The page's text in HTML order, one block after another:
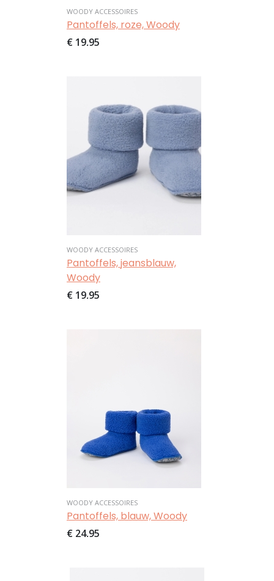
WOODY ACCESSOIRES
Pantoffels, roze, Woody
€ 19,95
WOODY ACCESSOIRES
Pantoffels, jeansblauw,
Woody
€ 19,95
WOODY ACCESSOIRES
Pantoffels, blauw, Woody
€ 24,95